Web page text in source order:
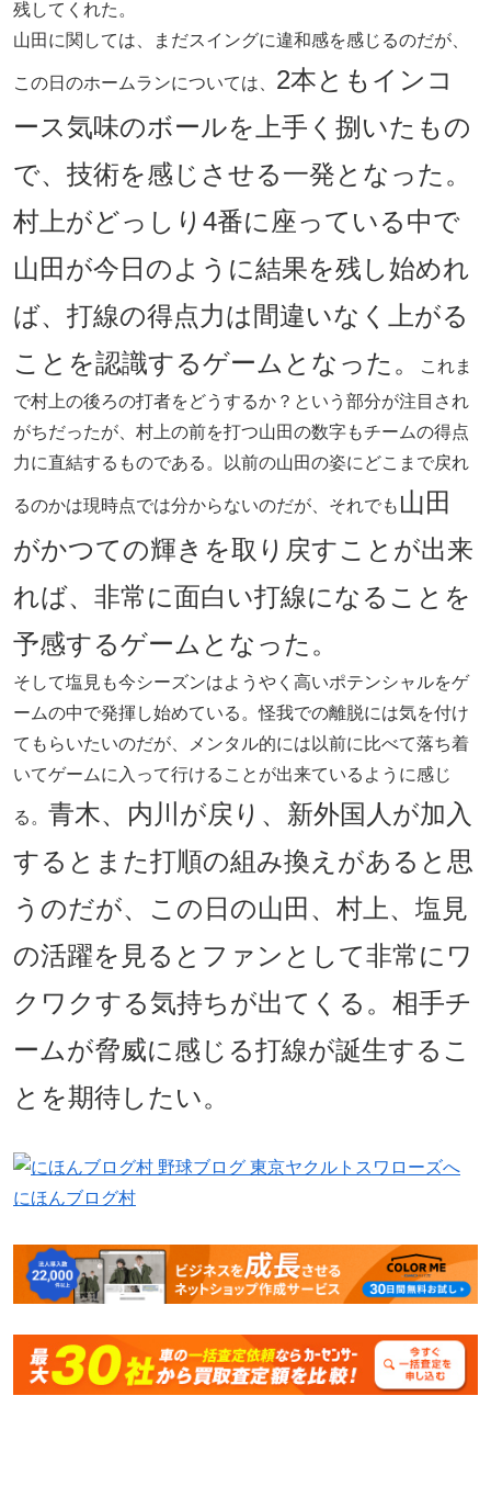
残してくれた。
山田に関しては、まだスイングに違和感を感じるのだが、
この日のホームランについては、 2本ともインコ
ース気味のボールを上手く捌いたもの
で、技術を感じさせる一発となった。
村上がどっしり4番に座っている中で
山田が今日のように結果を残し始めれ
ば、打線の得点力は間違いなく上がる
ことを認識するゲームとなった。
これま
で村上の後ろの打者をどうするか？という部分が注目され
がちだったが、村上の前を打つ山田の数字もチームの得点
力に直結するものである。以前の山田の姿にどこまで戻れ
るのかは現時点では分からないのだが、それでも 山田
がかつての輝きを取り戻すことが出来
れば、非常に面白い打線になることを
予感するゲームとなった。
そして塩見も今シーズンはようやく高いポテンシャルをゲ
ームの中で発揮し始めている。怪我での離脱には気を付け
てもらいたいのだが、メンタル的には以前に比べて落ち着
いてゲームに入って行けることが出来ているように感じ
る。 青木、内川が戻り、新外国人が加入
するとまた打順の組み換えがあると思
うのだが、この日の山田、村上、塩見
の活躍を見るとファンとして非常にワ
クワクする気持ちが出てくる。相手チ
ームが脅威に感じる打線が誕生するこ
とを期待したい。
にほんブログ村